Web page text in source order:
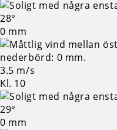
28°
0 mm
3.5 m/s
Kl. 10
29°
0 mm